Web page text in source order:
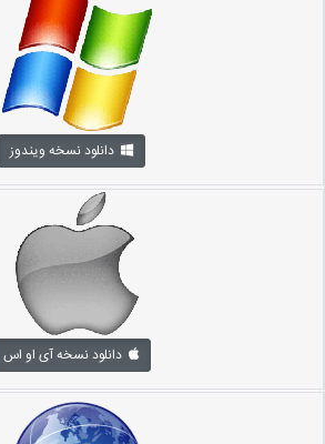
دانلود نسخه ویندوز
دانلود نسخه آی او اس